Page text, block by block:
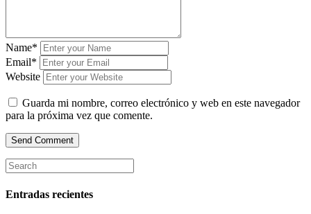
Name*
Email*
Website
Guarda mi nombre, correo electrónico y web en este navegador
para la próxima vez que comente.
Entradas recientes